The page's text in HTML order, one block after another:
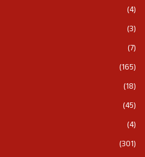
(4)
(3)
(7)
(165)
(18)
(45)
(4)
(301)